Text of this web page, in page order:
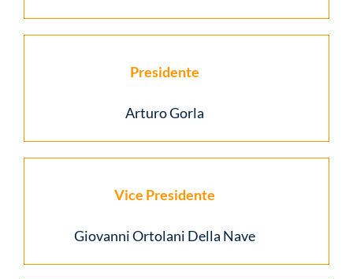
Presidente
Arturo Gorla
Vice Presidente
Giovanni Ortolani Della Nave